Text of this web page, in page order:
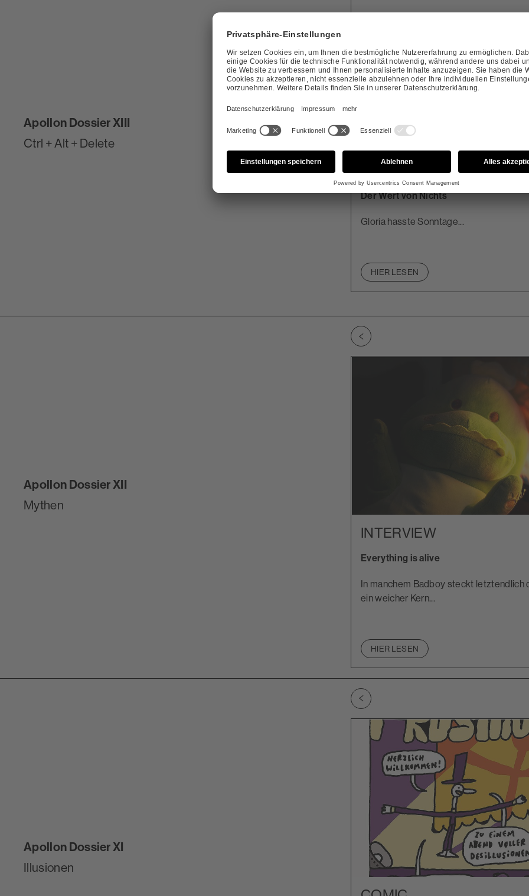
Apollon Dossier XIII
Ctrl + Alt + Delete
TEXTAUSZUG
Der Wert von Nichts
Gloria hasste Sonntage...
HIER LESEN
Apollon Dossier XII
Mythen
Zu vorherigem Slide wechseln
INTERVIEW
Everything is alive
In manchem Badboy steckt letztendlich
ein weicher Kern...
HIER LESEN
Apollon Dossier XI
Illusionen
Zu vorherigem Slide wechseln